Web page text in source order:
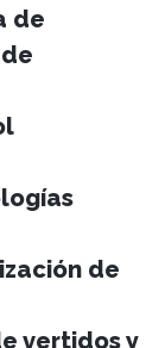
de
de
vertidos y